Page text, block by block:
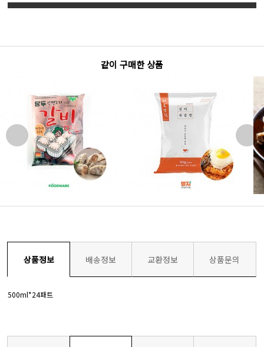
같이 구매한 상품
상품정보 배송정보 교환정보 상품문의
500ml*24패트